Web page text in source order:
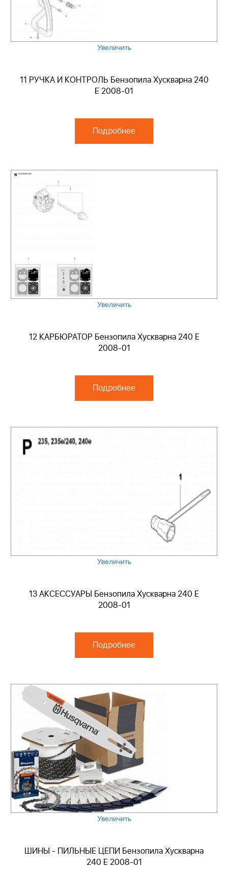
Увеличить
11 РУЧКА И КОНТРОЛЬ Бензопила Хускварна 240
E 2008-01
Подробнее
Увеличить
12 КАРБЮРАТОР Бензопила Хускварна 240 E
2008-01
Подробнее
Увеличить
13 АКСЕССУАРЫ Бензопила Хускварна 240 E
2008-01
Подробнее
Увеличить
ШИНЫ - ПИЛЬНЫЕ ЦЕПИ Бензопила Хускварна
240 E 2008-01